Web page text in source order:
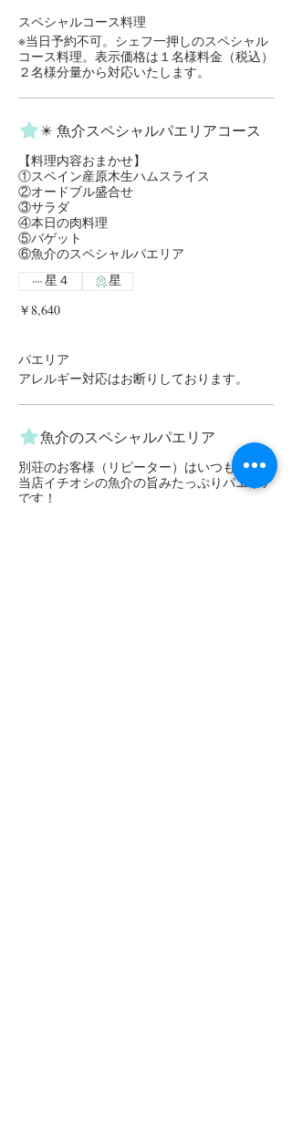
スペシャルコース料理
※当日予約不可。シェフ一押しのスペシャル
コース料理。表示価格は１名様料金（税込）
２名様分量から対応いたします。
✴️ 魚介スペシャルパエリアコース
【料理内容おまかせ】
①スペイン産原木生ハムスライス
②オードブル盛合せ
③サラダ
④本日の肉料理
⑤バゲット
￥8,640
星４ 星
パエリア
アレルギー対応はお断りしております。
魚介のスペシャルパエリア
別荘のお客様（リピーター）はいつもコレ！
当店イチオシの魚介の旨みたっぷりパエリア
です！